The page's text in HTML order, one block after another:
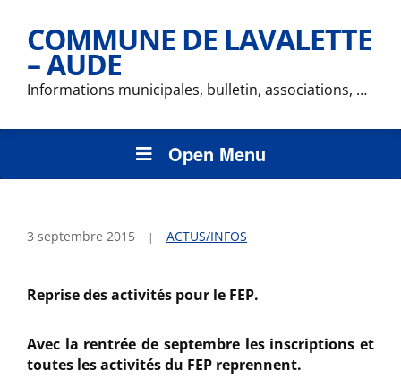
COMMUNE DE LAVALETTE
– AUDE
Informations municipales, bulletin, associations, …
Open Menu
3 septembre 2015 ACTUS/INFOS
Reprise des activités pour le FEP.
Avec la rentrée de septembre les inscriptions et
toutes les activités du FEP reprennent.